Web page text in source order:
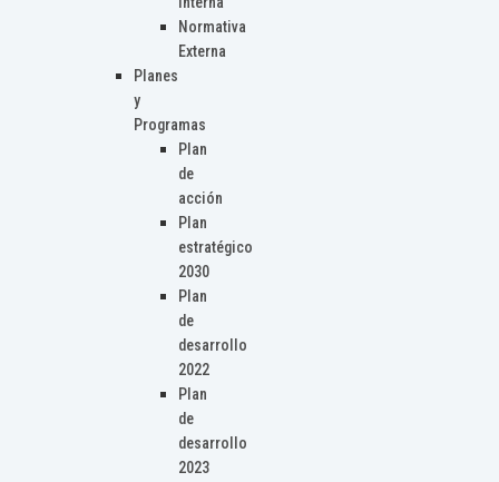
Normativa
Externa
Planes
y
Programas
Plan
de
acción
Plan
estratégico
2030
Plan
de
desarrollo
2022
Plan
de
desarrollo
2023